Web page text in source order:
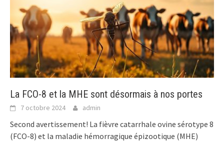
La FCO-8 et la MHE sont désormais à nos portes
7 octobre 2024 admin
Second avertissement! La fièvre catarrhale ovine sérotype 8
(FCO-8) et la maladie hémorragique épizootique (MHE)